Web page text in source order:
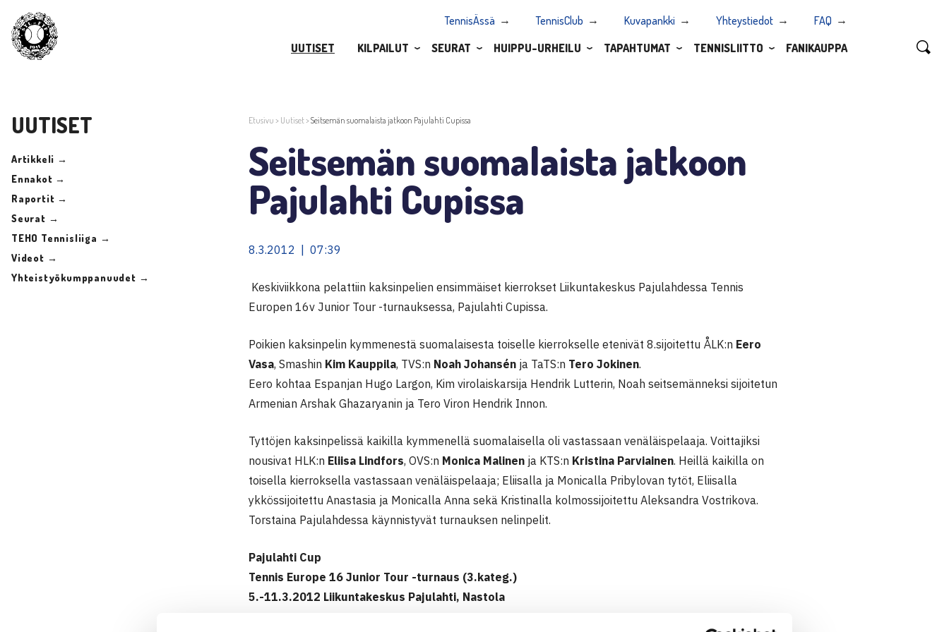
TennisÄssä TennisClub Kuvapankki Yhteystiedot
FAQ
UUTISET
KILPAILUT SEURAT HUIPPU-URHEILU TAPAHTUMAT TENNISLIITTO FANIKAUPPA
UUTISET
Artikkeli →
Ennakot →
Raportit →
Seurat →
TEHO Tennisliiga →
Videot →
Yhteistyökumppanuudet →
Etusivu > Uutiset>Seitsemän suomalaista jatkoon Pajulahti Cupissa
Seitsemän suomalaista jatkoon
Pajulahti Cupissa
8.3.2012 | 07:39
Keskiviikkona pelattiin kaksinpelien ensimmäiset kierrokset Liikuntakeskus Pajulahdessa Tennis
Europen 16v Junior Tour -turnauksessa, Pajulahti Cupissa.
Poikien kaksinpelin kymmenestä suomalaisesta toiselle kierrokselle etenivät 8.sijoitettu ÅLK:n Eero
Vasa, Smashin Kim Kauppila, TVS:n Noah Johansén ja TaTS:n Tero Jokinen.
Eero kohtaa Espanjan Hugo Largon, Kim virolaiskarsija Hendrik Lutterin, Noah seitsemänneksi sijoitetun
Armenian Arshak Ghazaryanin ja Tero Viron Hendrik Innon.
Tyttöjen kaksinpelissä kaikilla kymmenellä suomalaisella oli vastassaan venäläispelaaja. Voittajiksi
nousivat HLK:n Eliisa Lindfors, OVS:n Monica Malinen ja KTS:n Kristina Parviainen. Heillä kaikilla on
toisella kierroksella vastassaan venäläispelaaja; Eliisalla ja Monicalla Pribylovan tytöt, Eliisalla
ykkössijoitettu Anastasia ja Monicalla Anna sekä Kristinalla kolmossijoitettu Aleksandra Vostrikova.
Torstaina Pajulahdessa käynnistyvät turnauksen nelinpelit.
Pajulahti Cup
Tennis Europe 16 Junior Tour -turnaus (3.kateg.)
5.-11.3.2012 Liikuntakeskus Pajulahti, Nastola